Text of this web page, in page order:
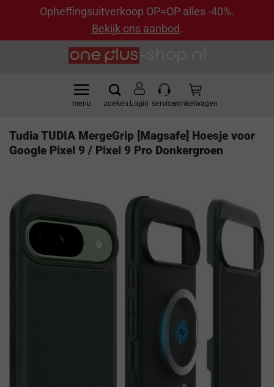
Opheffingsuitverkoop OP=OP alles -40%.
Bekijk ons aanbod.
Login
Tudia TUDIA MergeGrip [Magsafe] Hoesje voor
Google Pixel 9 / Pixel 9 Pro Donkergroen